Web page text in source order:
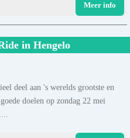
Meer info
in Hengelo
deel aan 's werelds grootste en
doelen op zondag 22 mei